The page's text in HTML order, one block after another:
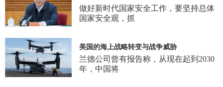
做好新时代国家安全工作，要坚持总体
国家安全观，抓
美国的海上战略转变与战争威胁
兰德公司曾有报告称，从现在起到2030
年，中国将